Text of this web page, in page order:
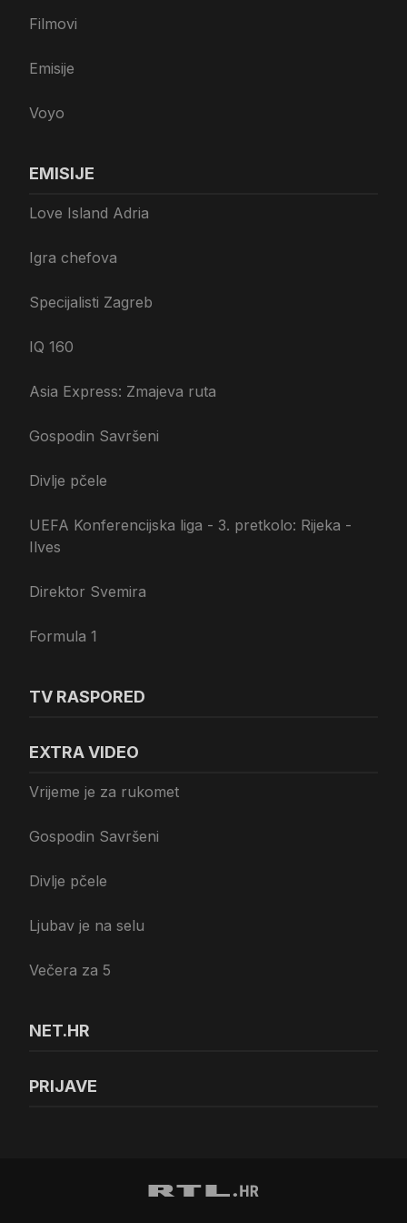
Filmovi
Emisije
Voyo
EMISIJE
Love Island Adria
Igra chefova
Specijalisti Zagreb
IQ 160
Asia Express: Zmajeva ruta
Gospodin Savršeni
Divlje pčele
UEFA Konferencijska liga - 3. pretkolo: Rijeka -
Ilves
Direktor Svemira
Formula 1
TV RASPORED
EXTRA VIDEO
Vrijeme je za rukomet
Gospodin Savršeni
Divlje pčele
Ljubav je na selu
Večera za 5
NET.HR
PRIJAVE